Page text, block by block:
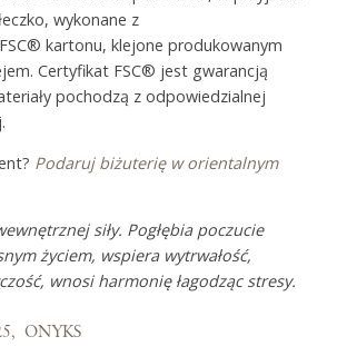
wykonane z
kartonu, klejone produkowanym
Certyfikat FSC® jest gwarancją
pochodzą z odpowiedzialnej
Podaruj biżuterię w orientalnym
siły. Pogłębia poczucie
życiem, wspiera wytrwałość,
wnosi harmonię łagodząc stresy.
ONYKS